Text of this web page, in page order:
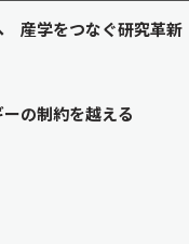
産学をつなぐ研究革新
の制約を越える